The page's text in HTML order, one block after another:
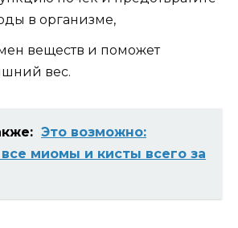
в организме,
веществ и поможет
вес.
Это возможно:
миомы и кисты всего за